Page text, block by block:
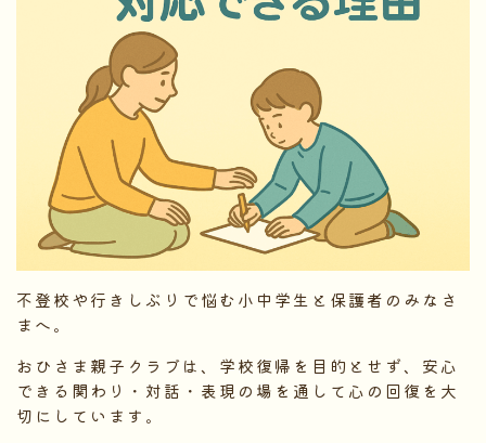
不登校や行きしぶりで悩む小中学生と保護者のみなさ
まへ。
おひさま親子クラブは、学校復帰を目的とせず、安心
できる関わり・対話・表現の場を通して心の回復を大
切にしています。